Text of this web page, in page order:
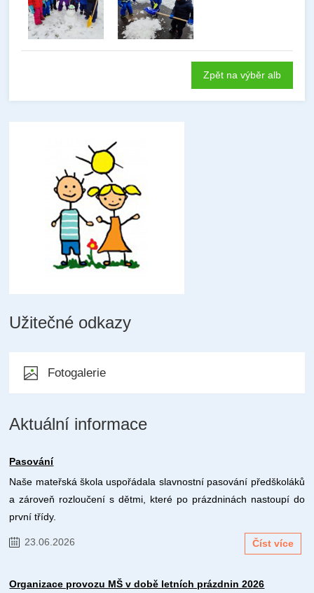
Zpět na výběr alb
Užitečné odkazy
Fotogalerie
Aktuální informace
Pasování
Naše mateřská škola uspořádala slavnostní pasování předškoláků
a zároveň rozloučení s dětmi, které po prázdninách nastoupí do
první třídy.
23.06.2026 Číst více
Organizace provozu MŠ v době letních prázdnin 2026